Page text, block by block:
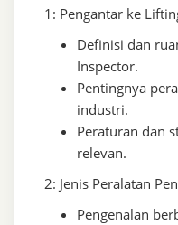
1: Pengantar ke
Definisi dan
Inspector.
Pentingnya
industri.
Peraturan dan
relevan.
2: Jenis Peralatan
Pengenalan